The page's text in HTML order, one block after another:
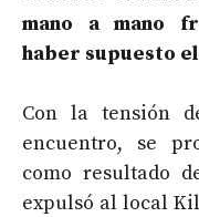
mano a mano
haber supuesto
Con la tensión
encuentro, se
como resultado
expulsó al local